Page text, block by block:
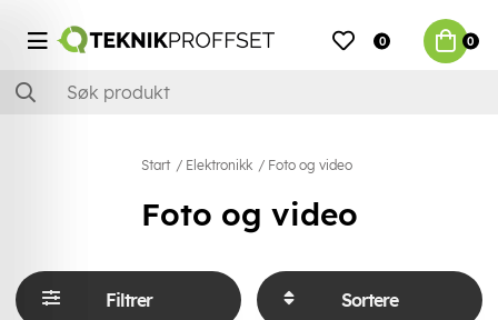
0 0
Start Elektronikk Foto og video
Foto og video
Filtrer Sortere